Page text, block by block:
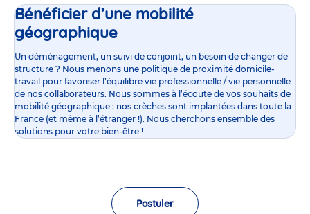
Bénéficier d’une mobilité
géographique
Un déménagement, un suivi de conjoint, un besoin de changer de
structure ? Nous menons une politique de proximité domicile-
travail pour favoriser l’équilibre vie professionnelle / vie personnelle
de nos collaborateurs. Nous sommes à l’écoute de vos souhaits de
mobilité géographique : nos crèches sont implantées dans toute la
France (et même à l’étranger !). Nous cherchons ensemble des
solutions pour votre bien-être !
Postuler